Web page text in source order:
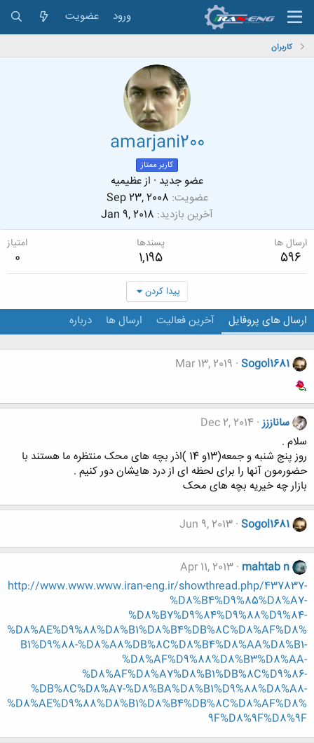
ورود عضویت
کاربران
amarjani200
کاربر ممتاز
عضو جدید · ازعظیمیه
عضویت Sep 23, 2008
آخرین بازدید Jan 9, 2018
ارسال ها
596
پسندها
1,195
امتیاز
0
پیدا کردن
ارسال های پروفایل آخرین فعالیت ارسال ها درباره
Sogol1681
Mar 13, 2019
ساناززز Dec 2, 2014
سلام .
روز پنج شنبه و جمعه(13و 14 )اذر بچه های محک منتظره ما هستند با
حضورمون آنها را برای لحظه ای از درد هایشان دور کنیم .
بازار چه خیریه بچه های محک
Sogol1681
Jun 9, 2013
mahtab n
Apr 11, 2013
http://www.www.www.iran-eng.ir/showthread.php/437837-
%D8%B4%D9%85%D8%A7-
%D8%B7%D9%84%D9%88%D9%84-
%D8%AE%D9%88%D8%B1%D8%B4%DB%8C%D8%AF%D8%
B1%D9%88-%D8%A8%DB%8C%D8%B4%D8%AA%D8%B1-
%D8%AF%D9%88%D8%B3%D8%AA-
%D8%AF%D8%A7%D8%B1%DB%8C%D9%86-
%DB%8C%D8%A7-%D8%BA%D8%B1%D9%88%D8%A8-
%D8%AE%D9%88%D8%B1%D8%B4%DB%8C%D8%AF%D8%
9F%D8%9F%D8%9F